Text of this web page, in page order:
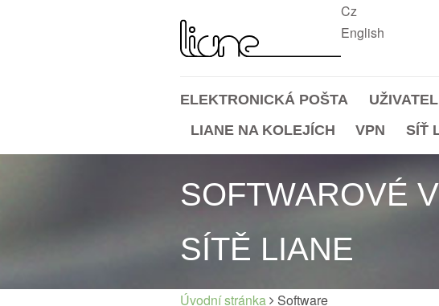
Cz
English
ELEKTRONICKÁ POŠTA
LIANE NA KOLEJÍCH
VPN SÍŤ
SOFTWAROVÉ
SÍTĚ LIANE
Úvodní stránka Software